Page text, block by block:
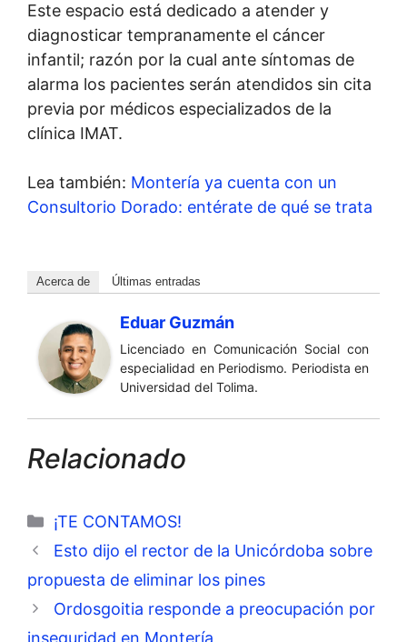
Este espacio está dedicado a atender y
diagnosticar tempranamente el cáncer
infantil; razón por la cual ante síntomas de
alarma los pacientes serán atendidos sin cita
previa por médicos especializados de la
clínica IMAT.
Lea también: Montería ya cuenta con un
Consultorio Dorado: entérate de qué se trata
Acerca de Últimas entradas
Eduar Guzmán
Licenciado en Comunicación Social con
especialidad en Periodismo. Periodista en
Universidad del Tolima.
Relacionado
Categorías
¡TE CONTAMOS!
Esto dijo el rector de la Unicórdoba sobre
propuesta de eliminar los pines
Ordosgoitia responde a preocupación por
inseguridad en Montería